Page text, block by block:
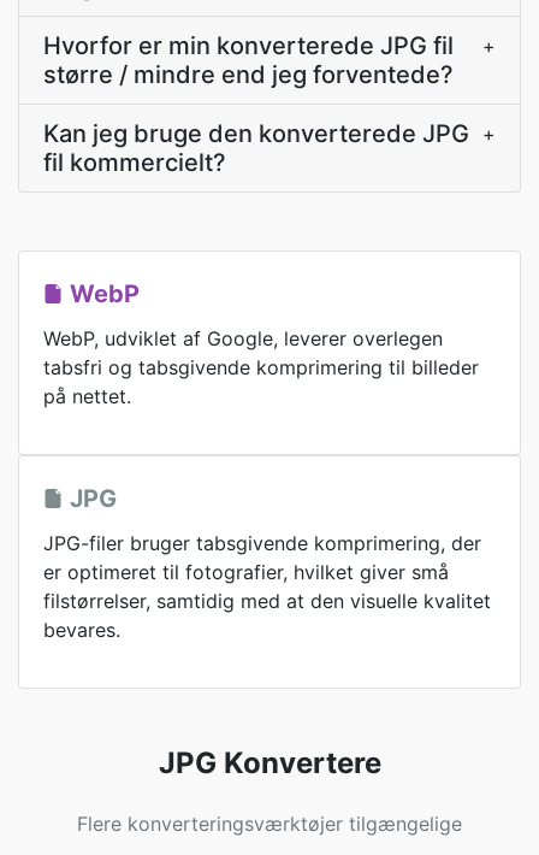
Hvorfor er min konverterede JPG fil
større / mindre end jeg forventede?
+
Kan jeg bruge den konverterede JPG
fil kommercielt?
+
WebP
WebP, udviklet af Google, leverer overlegen
tabsfri og tabsgivende komprimering til billeder
på nettet.
JPG
JPG-filer bruger tabsgivende komprimering, der
er optimeret til fotografier, hvilket giver små
filstørrelser, samtidig med at den visuelle kvalitet
bevares.
JPG Konvertere
Flere konverteringsværktøjer tilgængelige